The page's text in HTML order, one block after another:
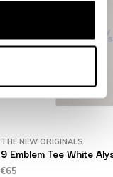
THE NEW ORIGINALS
9 Emblem Tee White
€65